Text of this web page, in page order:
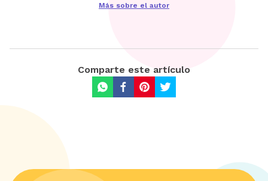
Más sobre el autor
Comparte este artículo